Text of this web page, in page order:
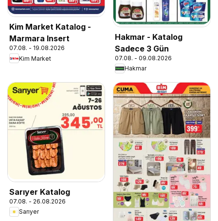
Kim Market Katalog -
Marmara Insert
07.08. - 19.08.2026
Kim Market
Hakmar - Katalog
Sadece 3 Gün
07.08. - 09.08.2026
Hakmar
Sarıyer Katalog
07.08. - 26.08.2026
Sarıyer